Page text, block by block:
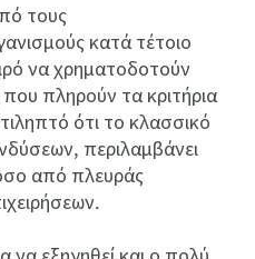
τους
κατά τέτοιο
να χρηματοδοτούν
πληρούν τα κριτήρια
ότι το κλασσικό
περιλαμβάνει
από πλευράς